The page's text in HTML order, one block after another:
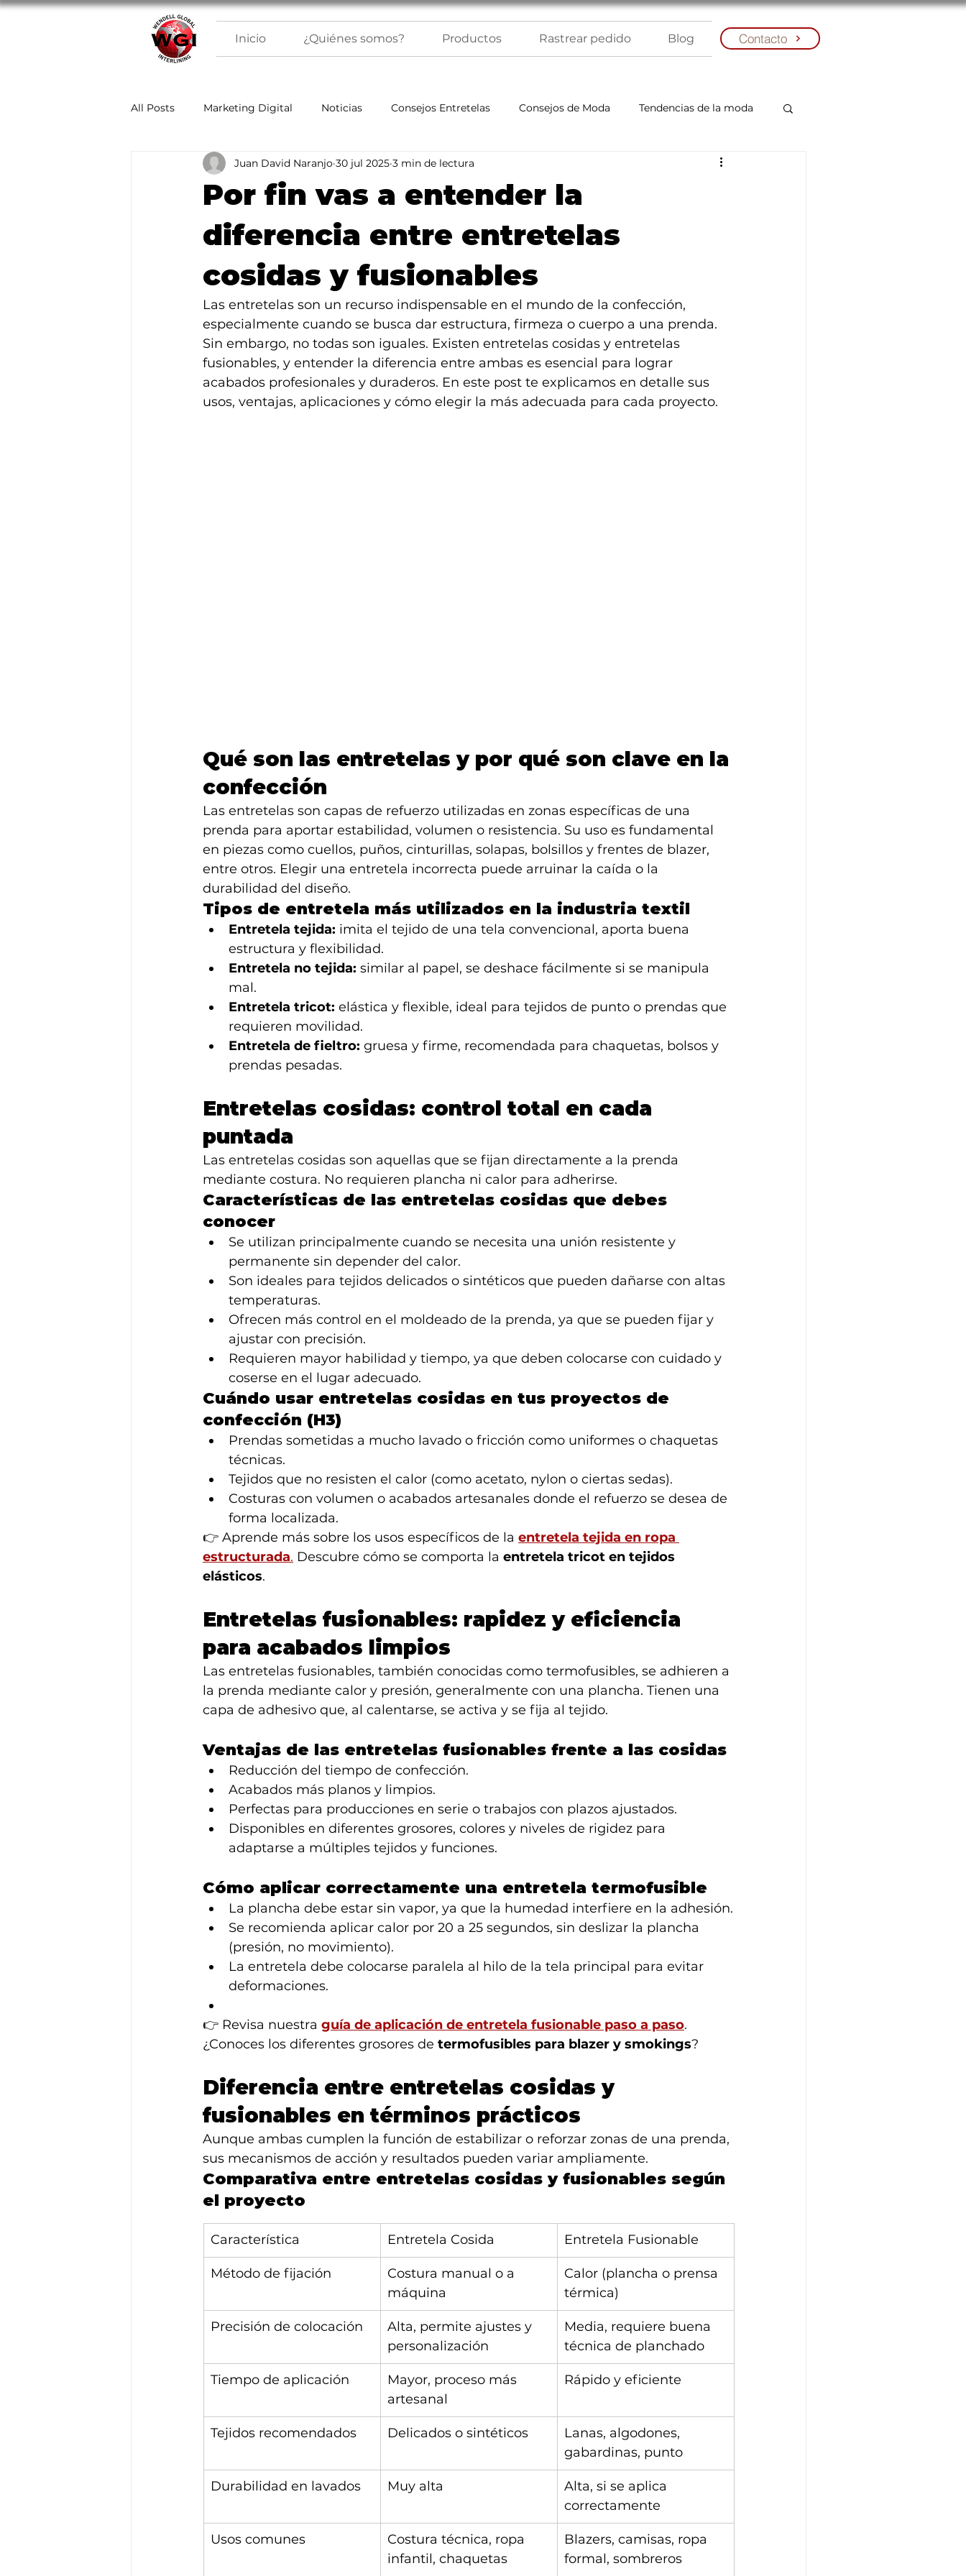
Inicio ¿Quiénes somos? Productos Rastrear pedido Blog Contacto
All Posts Marketing Digital Noticias Consejos Entretelas Consejos de Moda Tendencias de la moda
Por fin vas a entender la
diferencia entre entretelas
cosidas y fusionables
Juan David Naranjo 30 jul 2025 3 min de lectura
Las entretelas son un recurso indispensable en el mundo de la confección,
especialmente cuando se busca dar estructura, firmeza o cuerpo a una prenda.
Sin embargo, no todas son iguales. Existen entretelas cosidas y entretelas
fusionables, y entender la diferencia entre ambas es esencial para lograr
acabados profesionales y duraderos. En este post te explicamos en detalle sus
usos, ventajas, aplicaciones y cómo elegir la más adecuada para cada proyecto.
Qué son las entretelas y por qué son clave en la
confección
Las entretelas son capas de refuerzo utilizadas en zonas específicas de una
prenda para aportar estabilidad, volumen o resistencia. Su uso es fundamental
en piezas como cuellos, puños, cinturillas, solapas, bolsillos y frentes de blazer,
entre otros. Elegir una entretela incorrecta puede arruinar la caída o la
durabilidad del diseño.
Tipos de entretela más utilizados en la industria textil
Entretela tejida: imita el tejido de una tela convencional, aporta buena
estructura y flexibilidad.
Entretela no tejida: similar al papel, se deshace fácilmente si se manipula
mal.
Entretela tricot: elástica y flexible, ideal para tejidos de punto o prendas que
requieren movilidad.
Entretela de fieltro: gruesa y firme, recomendada para chaquetas, bolsos y
prendas pesadas.
Entretelas cosidas: control total en cada
puntada
Las entretelas cosidas son aquellas que se fijan directamente a la prenda
mediante costura. No requieren plancha ni calor para adherirse.
Características de las entretelas cosidas que debes
conocer
Se utilizan principalmente cuando se necesita una unión resistente y
permanente sin depender del calor.
Son ideales para tejidos delicados o sintéticos que pueden dañarse con altas
temperaturas.
Ofrecen más control en el moldeado de la prenda, ya que se pueden fijar y
ajustar con precisión.
Requieren mayor habilidad y tiempo, ya que deben colocarse con cuidado y
coserse en el lugar adecuado.
Cuándo usar entretelas cosidas en tus proyectos de
confección (H3)
Prendas sometidas a mucho lavado o fricción como uniformes o chaquetas
técnicas.
Tejidos que no resisten el calor (como acetato, nylon o ciertas sedas).
Costuras con volumen o acabados artesanales donde el refuerzo se desea de
forma localizada.
👉 Aprende más sobre los usos específicos de la entretela tejida en ropa
estructurada. Descubre cómo se comporta la entretela tricot en tejidos
elásticos.
Entretelas fusionables: rapidez y eficiencia
para acabados limpios
Las entretelas fusionables, también conocidas como termofusibles, se adhieren a
la prenda mediante calor y presión, generalmente con una plancha. Tienen una
capa de adhesivo que, al calentarse, se activa y se fija al tejido.
Ventajas de las entretelas fusionables frente a las cosidas
Reducción del tiempo de confección.
Acabados más planos y limpios.
Perfectas para producciones en serie o trabajos con plazos ajustados.
Disponibles en diferentes grosores, colores y niveles de rigidez para
adaptarse a múltiples tejidos y funciones.
Cómo aplicar correctamente una entretela termofusible
La plancha debe estar sin vapor, ya que la humedad interfiere en la adhesión.
Se recomienda aplicar calor por 20 a 25 segundos, sin deslizar la plancha
(presión, no movimiento).
La entretela debe colocarse paralela al hilo de la tela principal para evitar
deformaciones.
👉 Revisa nuestra guía de aplicación de entretela fusionable paso a paso.
¿Conoces los diferentes grosores de termofusibles para blazer y smokings?
Diferencia entre entretelas cosidas y
fusionables en términos prácticos
Aunque ambas cumplen la función de estabilizar o reforzar zonas de una prenda,
sus mecanismos de acción y resultados pueden variar ampliamente.
Comparativa entre entretelas cosidas y fusionables según
el proyecto
Característica Entretela Cosida Entretela Fusionable
Método de fijación
Costura manual o a
máquina
Calor (plancha o prensa
térmica)
Precisión de colocación
Alta, permite ajustes y
personalización
Media, requiere buena
técnica de planchado
Tiempo de aplicación
Mayor, proceso más
artesanal
Rápido y eficiente
Tejidos recomendados Delicados o sintéticos
Lanas, algodones,
gabardinas, punto
Durabilidad en lavados Muy alta
Alta, si se aplica
correctamente
Usos comunes
Costura técnica, ropa
infantil, chaquetas
Blazers, camisas, ropa
formal, sombreros